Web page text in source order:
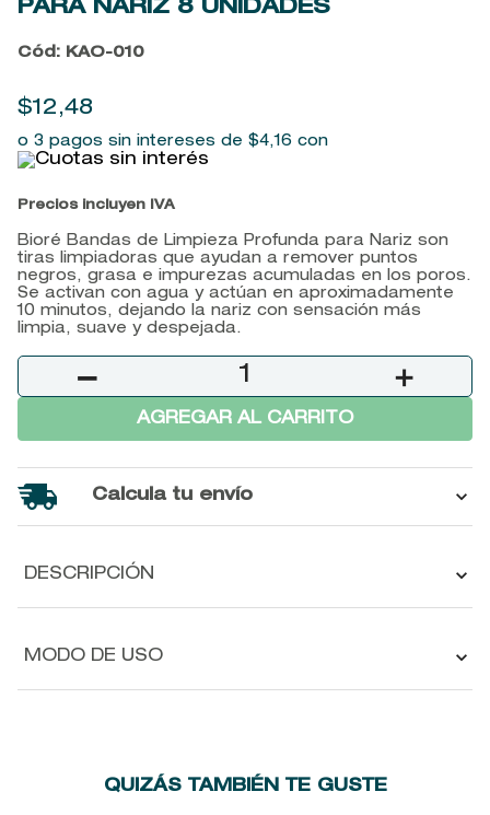
PARA NARIZ 8 UNIDADES
Cód: KAO-010
$12 ,48
o 3 pagos sin intereses de $4,16 con
Precios incluyen IVA
Bioré Bandas de Limpieza Profunda para Nariz son
tiras limpiadoras que ayudan a remover puntos
negros, grasa e impurezas acumuladas en los poros.
Se activan con agua y actúan en aproximadamente
10 minutos, dejando la nariz con sensación más
limpia, suave y despejada.
＋
－
AGREGAR AL CARRITO
Calcula tu envío
DESCRIPCIÓN
MODO DE USO
QUIZÁS TAMBIÉN TE GUSTE
8.
retrinal
9.
baylis